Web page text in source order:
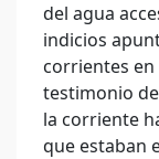
del agua
indicios
corrientes en
testimonio
la corriente
que estaban